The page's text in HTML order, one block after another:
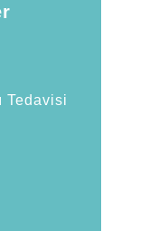
Tedavisi